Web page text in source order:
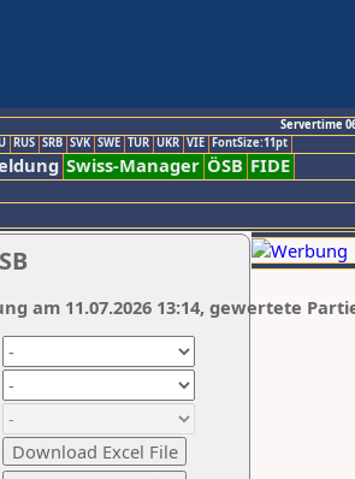
Servertime
RUS SRB SVK SWE TUR UKR VIE FontSize:11pt
Swiss-Manager ÖSB FIDE
am 11.07.2026 13:14, gewertete